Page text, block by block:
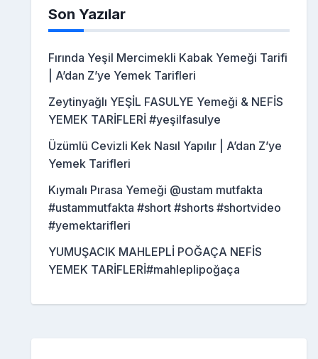
Son Yazılar
Fırında Yeşil Mercimekli Kabak Yemeği Tarifi
| A’dan Z’ye Yemek Tarifleri
Zeytinyağlı YEŞİL FASULYE Yemeği & NEFİS
YEMEK TARİFLERİ #yeşilfasulye
Üzümlü Cevizli Kek Nasıl Yapılır | A’dan Z’ye
Yemek Tarifleri
Kıymalı Pırasa Yemeği @ustam mutfakta
#ustammutfakta #short #shorts #shortvideo
#yemektarifleri
YUMUŞACIK MAHLEPLİ POĞAÇA NEFİS
YEMEK TARİFLERİ#mahleplipoğaça